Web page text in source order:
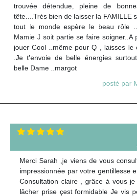
trouvée détendue, pleine de
tête....Très bien de laisser la FAMILLE
tout le monde espère le beau rôle
Mamie J soit partie se faire soigner..A
jouer Cool ..même pour Q , laisses le
.Je t'envoie de belle énergies
belle Dame ..margot
posté par
Merci Sarah ,je viens de vous
impressionnée par votre gentillesse
Consultation claire , grâce à vous
lâcher prise çest formidable Je vis